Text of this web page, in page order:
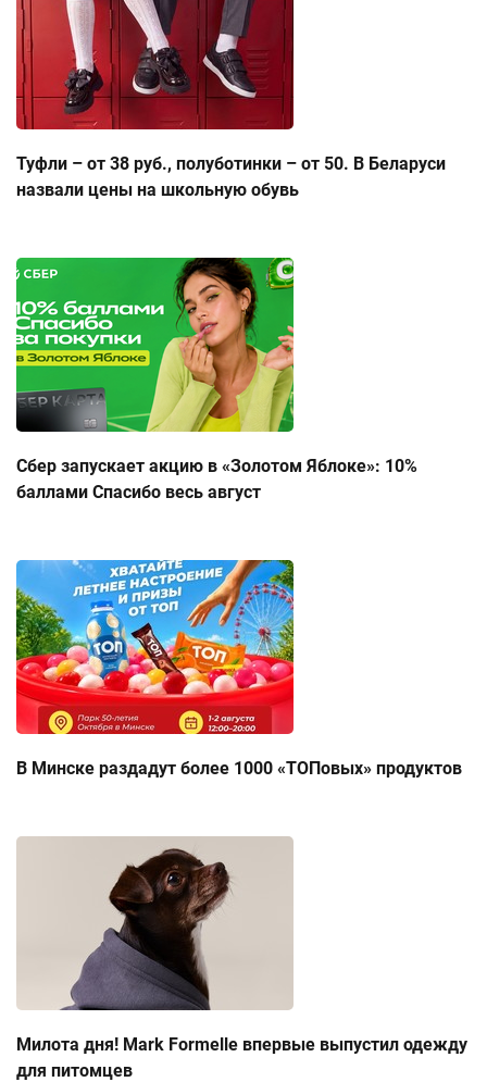
Туфли – от 38 руб., полуботинки – от 50. В Беларуси
назвали цены на школьную обувь
Сбер запускает акцию в «Золотом Яблоке»: 10%
баллами Спасибо весь август
В Минске раздадут более 1000 «ТОПовых» продуктов
Милота дня! Mark Formelle впервые выпустил одежду
для питомцев